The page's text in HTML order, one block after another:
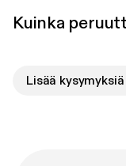
Kuinka
Lisää